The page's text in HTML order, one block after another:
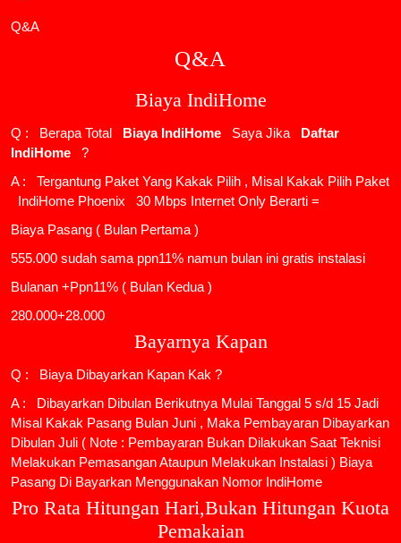
Q&A
Q&A
Biaya IndiHome
Q : Berapa Total Biaya IndiHome Saya Jika
Daftar
IndiHome
?
A : Tergantung Paket Yang Kakak Pilih , Misal Kakak Pilih Paket
IndiHome Phoenix
30 Mbps Internet Only Berarti =
Biaya Pasang ( Bulan Pertama )
555.000 sudah sama ppn11% namun bulan ini gratis instalasi
Bulanan +Ppn11% ( Bulan Kedua )
280.000+28.000
Bayarnya Kapan
Q : Biaya Dibayarkan Kapan Kak ?
A : Dibayarkan Dibulan Berikutnya Mulai Tanggal 5 s/d 15 Jadi
Misal Kakak Pasang Bulan Juni , Maka Pembayaran Dibayarkan
Dibulan Juli ( Note : Pembayaran Bukan Dilakukan Saat Teknisi
Melakukan Pemasangan Ataupun Melakukan Instalasi ) Biaya
Pasang Di Bayarkan Menggunakan Nomor IndiHome
Pro Rata Hitungan Hari,Bukan Hitungan Kuota
Pemakaian